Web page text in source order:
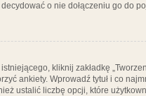
o nie dołączeniu go do
kliknij zakładkę
ankiety. Wprowadź tytuł i co
ustalić liczbę opcji, które